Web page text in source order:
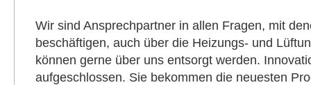
Wir sind Ansprechpartner in allen Fragen, mit
beschäftigen, auch über die Heizungs- und
können gerne über uns entsorgt werden.
aufgeschlossen. Sie bekommen die neuesten